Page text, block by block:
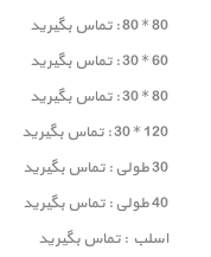
80 * 80 : تماس بگیرید
60 * 30 : تماس بگیرید
80 * 30 : تماس بگیرید
120 * 30 : تماس بگیرید
30 طولی : تماس بگیرید
40 طولی : تماس بگیرید
اسلب : تماس بگیرید